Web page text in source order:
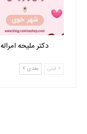
دکتر ملیحه امراله
قبلی بعدی